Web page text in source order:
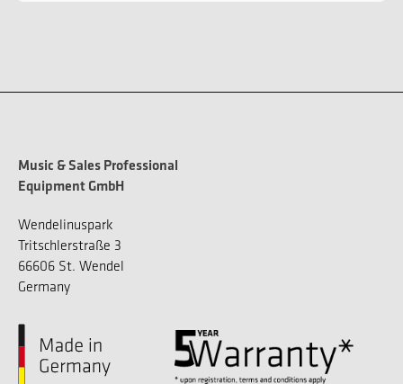
Music & Sales Professional
Equipment GmbH
Wendelinuspark
Tritschlerstraße 3
66606 St. Wendel
Germany